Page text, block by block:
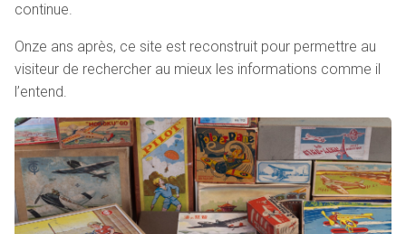
continue.
Onze ans après, ce site est reconstruit pour permettre au
visiteur de rechercher au mieux les informations comme il
l’entend.